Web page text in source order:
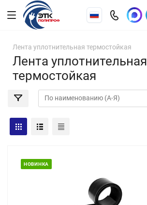
Лента уплотнительная термостойкая
Лента уплотнительная
термостойкая
НОВИНКА